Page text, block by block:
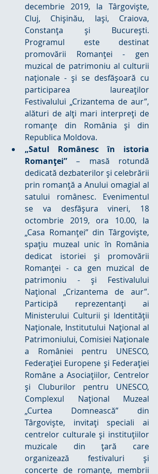
decembrie 2019, la Târgovişte,
Cluj, Chişinău, Iaşi, Craiova,
Constanţa şi Bucureşti.
Programul este destinat
promovării Romanţei - gen
muzical de patrimoniu al culturii
naţionale - şi se desfăşoară cu
participarea laureaţilor
Festivalului „Crizantema de aur”,
alături de alţi mari interpreţi de
romanţe din România şi din
Republica Moldova.
„Satul Românesc în istoria
Romanţei” – masă rotundă
dedicată dezbaterilor şi celebrării
prin romanţă a Anului omagial al
satului românesc. Evenimentul
se va desfăşura vineri, 18
octombrie 2019, ora 10.00, la
„Casa Romanţei” din Târgovişte,
spaţiu muzeal unic în România
dedicat istoriei şi promovării
Romanţei - ca gen muzical de
patrimoniu - şi Festivalului
Naţional „Crizantema de aur”.
Participă reprezentanţi ai
Ministerului Culturii şi Identităţii
Naţionale, Institutului Naţional al
Patrimoniului, Comisiei Naţionale
a României pentru UNESCO,
Federaţiei Europene şi Federaţiei
Române a Asociaţiilor, Centrelor
şi Cluburilor pentru UNESCO,
Complexul Național Muzeal
„Curtea Domnească” din
Târgoviște, invitaţi speciali ai
centrelor culturale şi instituţiilor
muzicale din ţară care
organizează festivaluri şi
concerte de romanţe, membrii